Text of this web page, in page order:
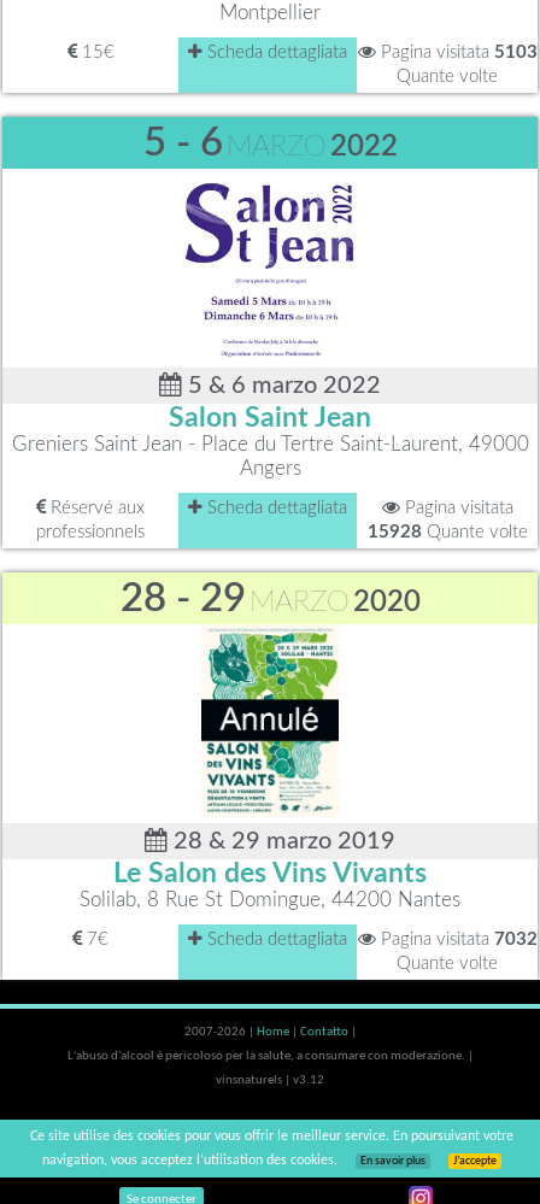
Montpellier
15€ Scheda dettagliata Pagina visitata 5103
Quante volte
5 - 6 MARZO 2022
5 & 6 marzo 2022
Salon Saint Jean
Greniers Saint Jean - Place du Tertre Saint-Laurent, 49000
Angers
Réservé aux
professionnels
Scheda dettagliata
Pagina visitata
15928 Quante volte
28 - 29 MARZO 2020
28 & 29 marzo 2019
Le Salon des Vins Vivants
Solilab, 8 Rue St Domingue, 44200 Nantes
7€ Scheda dettagliata Pagina visitata 7032
Quante volte
2007-2026 | Home Contatto
L'abuso d'alcool è pericoloso per la salute, a consumare con moderazione. |
vinsnaturels | v3.12
Se connecter
Ce site utilise des cookies pour vous offrir le meilleur service. En poursuivant votre
navigation, vous acceptez l’utilisation des cookies.
En savoir plus J’accepte